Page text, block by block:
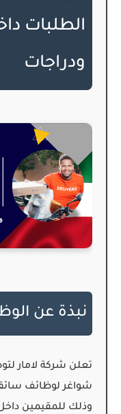
الطلبات
ودراجات
نبذة عن
تعلن شركة لامار
شواغر لوظائف
وذلك للمقيمين